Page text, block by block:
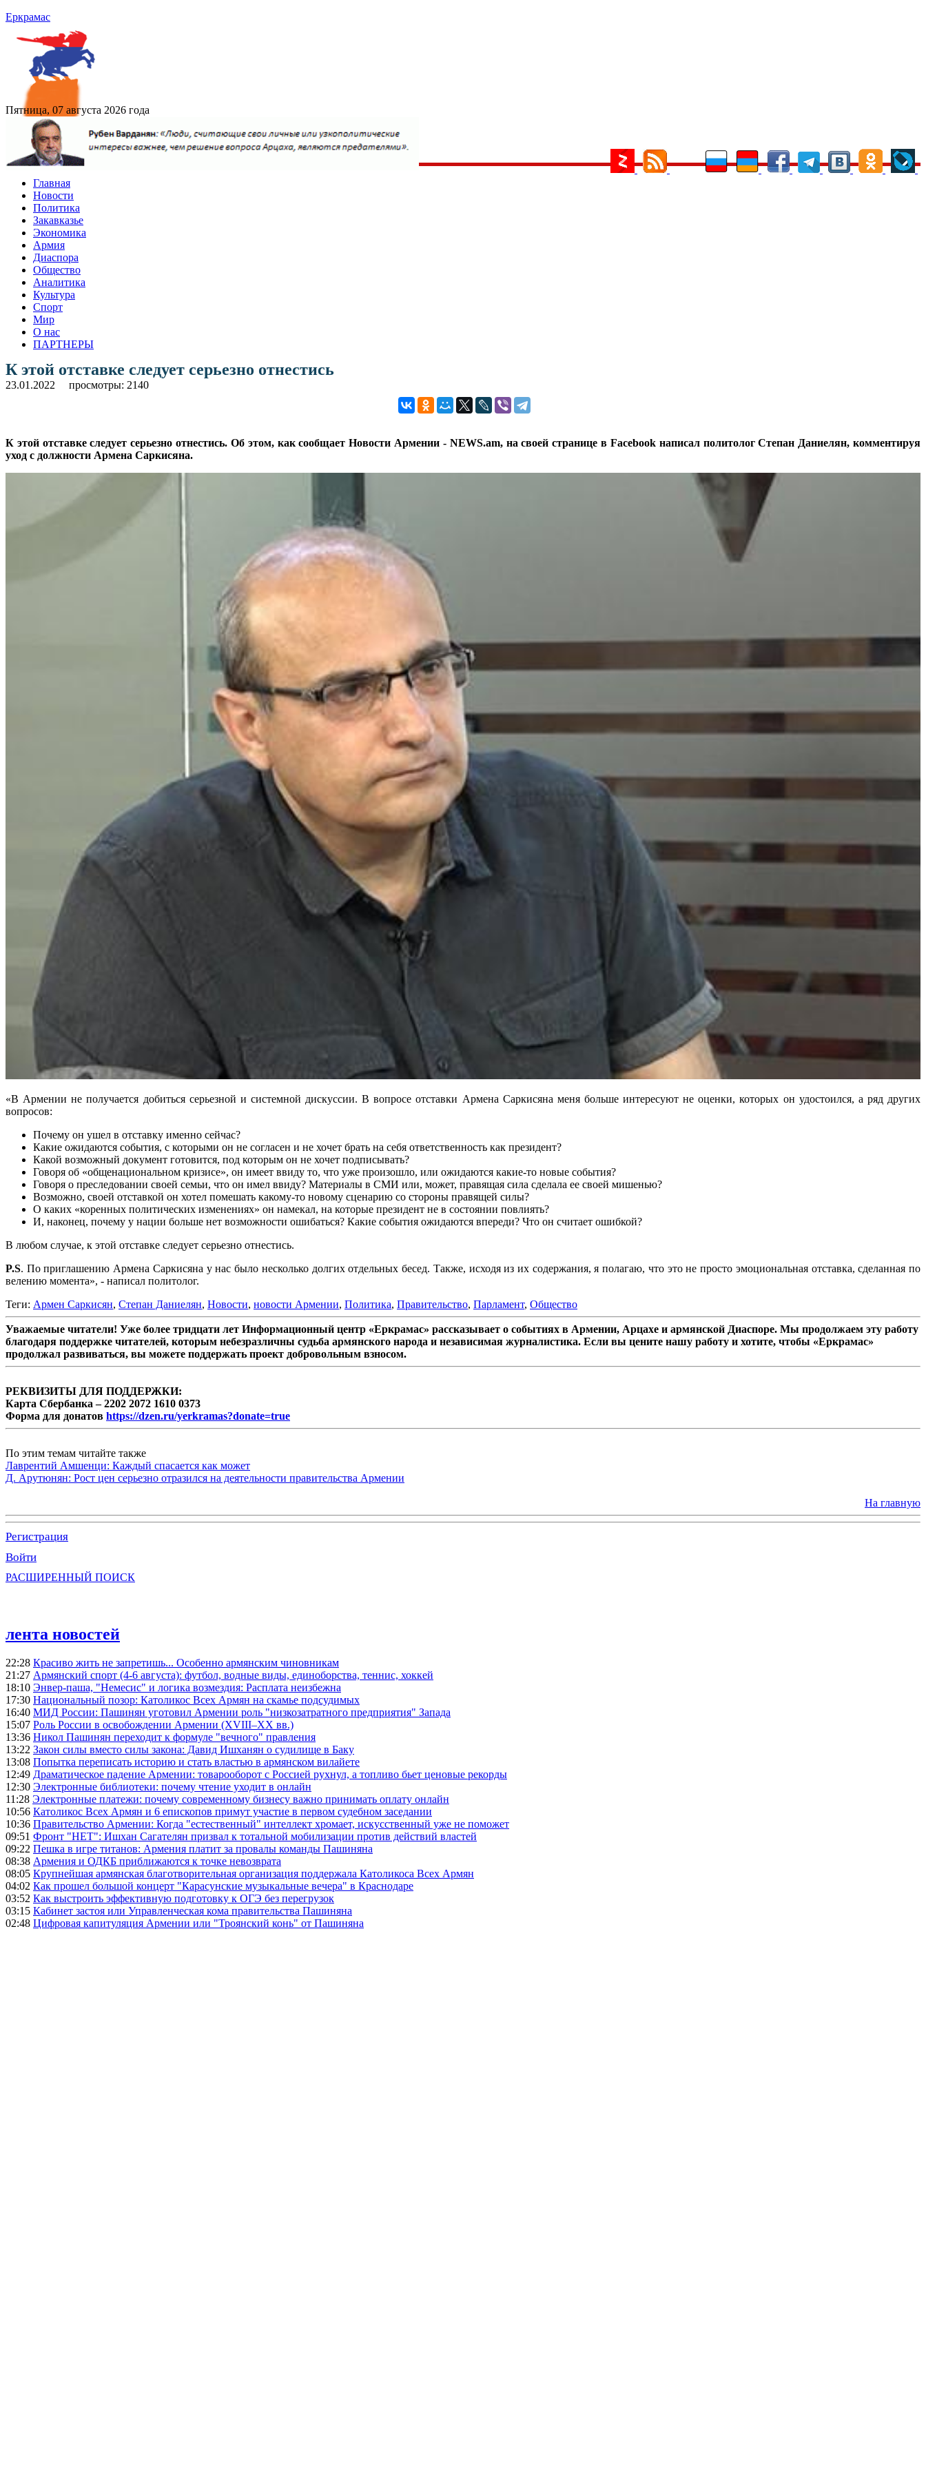
Еркрамас
Пятница, 07 августа 2026 года
Главная
Новости
Политика
Закавказье
Экономика
Армия
Диаспора
Общество
Аналитика
Культура
Спорт
Мир
О нас
ПАРТНЕРЫ
К этой отставке следует серьезно отнестись
23.01.2022 просмотры: 2140
К этой отставке следует серьезно отнестись. Об этом, как сообщает Новости Армении - NEWS.am, на своей странице в Facebook написал политолог Степан Даниелян, комментируя
уход с должности Армена Саркисяна.
«В Армении не получается добиться серьезной и системной дискуссии. В вопросе отставки Армена Саркисяна меня больше интересуют не оценки, которых он удостоился, а ряд других
вопросов:
Почему он ушел в отставку именно сейчас?
Какие ожидаются события, с которыми он не согласен и не хочет брать на себя ответственность как президент?
Какой возможный документ готовится, под которым он не хочет подписывать?
Говоря об «общенациональном кризисе», он имеет ввиду то, что уже произошло, или ожидаются какие-то новые события?
Говоря о преследовании своей семьи, что он имел ввиду? Материалы в СМИ или, может, правящая сила сделала ее своей мишенью?
Возможно, своей отставкой он хотел помешать какому-то новому сценарию со стороны правящей силы?
О каких «коренных политических изменениях» он намекал, на которые президент не в состоянии повлиять?
И, наконец, почему у нации больше нет возможности ошибаться? Какие события ожидаются впереди? Что он считает ошибкой?
В любом случае, к этой отставке следует серьезно отнестись.
P.S. По приглашению Армена Саркисяна у нас было несколько долгих отдельных бесед. Также, исходя из их содержания, я полагаю, что это не просто эмоциональная отставка, сделанная по
велению момента», - написал политолог.
Теги: Армен Саркисян, Степан Даниелян, Новости, новости Армении, Политика, Правительство, Парламент, Общество
Уважаемые читатели! Уже более тридцати лет Информационный центр «Еркрамас» рассказывает о событиях в Армении, Арцахе и армянской Диаспоре. Мы продолжаем эту работу
благодаря поддержке читателей, которым небезразличны судьба армянского народа и независимая журналистика. Если вы цените нашу работу и хотите, чтобы «Еркрамас»
продолжал развиваться, вы можете поддержать проект добровольным взносом.
РЕКВИЗИТЫ ДЛЯ ПОДДЕРЖКИ:
Карта Сбербанка – 2202 2072 1610 0373
Форма для донатов https://dzen.ru/yerkramas?donate=true
По этим темам читайте также
Лаврентий Амшенци: Каждый спасается как может
Д. Арутюнян: Рост цен серьезно отразился на деятельности правительства Армении
На главную
Регистрация
Войти
РАСШИРЕННЫЙ ПОИСК
лента новостей
22:28 Красиво жить не запретишь... Особенно армянским чиновникам
21:27 Армянский спорт (4-6 августа): футбол, водные виды, единоборства, теннис, хоккей
18:10 Энвер-паша, "Немесис" и логика возмездия: Расплата неизбежна
17:30 Национальный позор: Католикос Всех Армян на скамье подсудимых
16:40 МИД России: Пашинян уготовил Армении роль "низкозатратного предприятия" Запада
15:07 Роль России в освобождении Армении (XVIII–XX вв.)
13:36 Никол Пашинян переходит к формуле "вечного" правления
13:22 Закон силы вместо силы закона: Давид Ишханян о судилище в Баку
13:08 Попытка переписать историю и стать властью в армянском вилайете
12:49 Драматическое падение Армении: товарооборот с Россией рухнул, а топливо бьет ценовые рекорды
12:30 Электронные библиотеки: почему чтение уходит в онлайн
11:28 Электронные платежи: почему современному бизнесу важно принимать оплату онлайн
10:56 Католикос Всех Армян и 6 епископов примут участие в первом судебном заседании
10:36 Правительство Армении: Когда "естественный" интеллект хромает, искусственный уже не поможет
09:51 Фронт "НЕТ": Ишхан Сагателян призвал к тотальной мобилизации против действий властей
09:22 Пешка в игре титанов: Армения платит за провалы команды Пашиняна
08:38 Армения и ОДКБ приближаются к точке невозврата
08:05 Крупнейшая армянская благотворительная организация поддержала Католикоса Всех Армян
04:02 Как прошел большой концерт "Карасунские музыкальные вечера" в Краснодаре
03:52 Как выстроить эффективную подготовку к ОГЭ без перегрузок
03:15 Кабинет застоя или Управленческая кома правительства Пашиняна
02:48 Цифровая капитуляция Армении или "Троянский конь" от Пашиняна